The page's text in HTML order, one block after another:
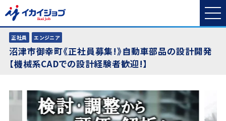
正社員 エンジニア
沼津市御幸町《正社員募集!》自動車部品の設計開発
【機械系CADでの設計経験者歓迎!】